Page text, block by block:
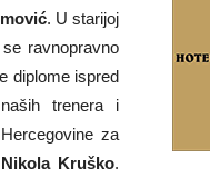
. U starijoj
ravnopravno
diplome ispred
trenera i
za
Kruško.